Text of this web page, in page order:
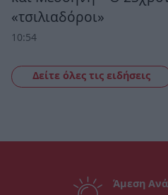
«τσιλιαδόροι»
10:54
Δείτε όλες τις ειδήσεις
Άμεση